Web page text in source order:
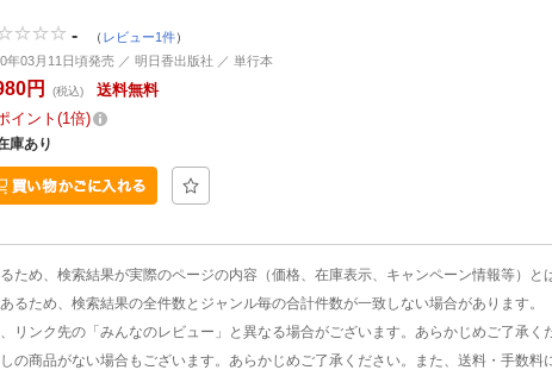
- （ レビュー1件）
年03月11日頃発売 ／ 明日香出版社 ／ 単行本
円 (税込)
送料無料
イント 1倍
庫あり
め、検索結果が実際のページの内容（価格、在庫表示、キャンペーン情報等）と
ため、検索結果の全件数とジャンル毎の合計件数が一致しない場合があります。
ンク先の「みんなのレビュー」と異なる場合がございます。あらかじめご了承く
の商品がない場合もございます。あらかじめご了承ください。また、送料・手数料